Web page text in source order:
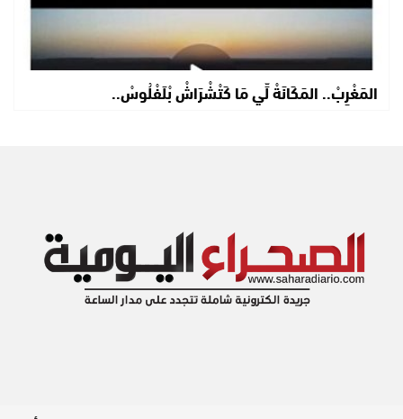
المَغْرِبْ.. المَكَانَةْ لِّي مَا كَتْشْرَاشْ بْلَفْلُوسْ..